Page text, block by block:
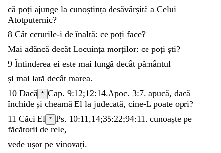
că poți ajunge la cunoștința desăvârșită a Celui
Atotputernic?
8 Cât cerurile-i deînaltă: ce poți face?
Mai adâncă decât Locuința morților: ce poți ști?
9 Întinderea ei este mai lungă decât pământul
și mai lată decât marea.
10 Dacă * Cap. 9:12;12:14.Apoc. 3:7. apucă, dacă
închide și cheamă El la judecată, cine-L poate opri?
11 Căci El * Ps. 10:11 ,14;35:22;94:11 . cunoaște pe
făcătorii de rele,
vede ușor pe vinovați.